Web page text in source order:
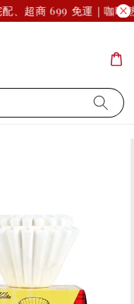
、超商 699 免運｜咖啡